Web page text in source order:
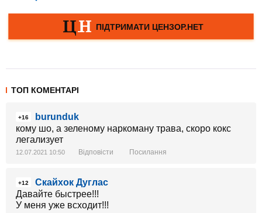
ТОП КОМЕНТАРІ
+16
burunduk
кому шо, а зеленому наркоману трава, скоро кокс
легализует
12.07.2021 10:50 Відповісти Посилання
+12
Скайхок Дуглас
Давайте быстрее!!!
У меня уже всходит!!!